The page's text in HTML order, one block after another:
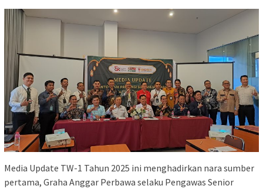
Media Update TW-1 Tahun 2025 ini menghadirkan nara sumber
pertama, Graha Anggar Perbawa selaku Pengawas Senior